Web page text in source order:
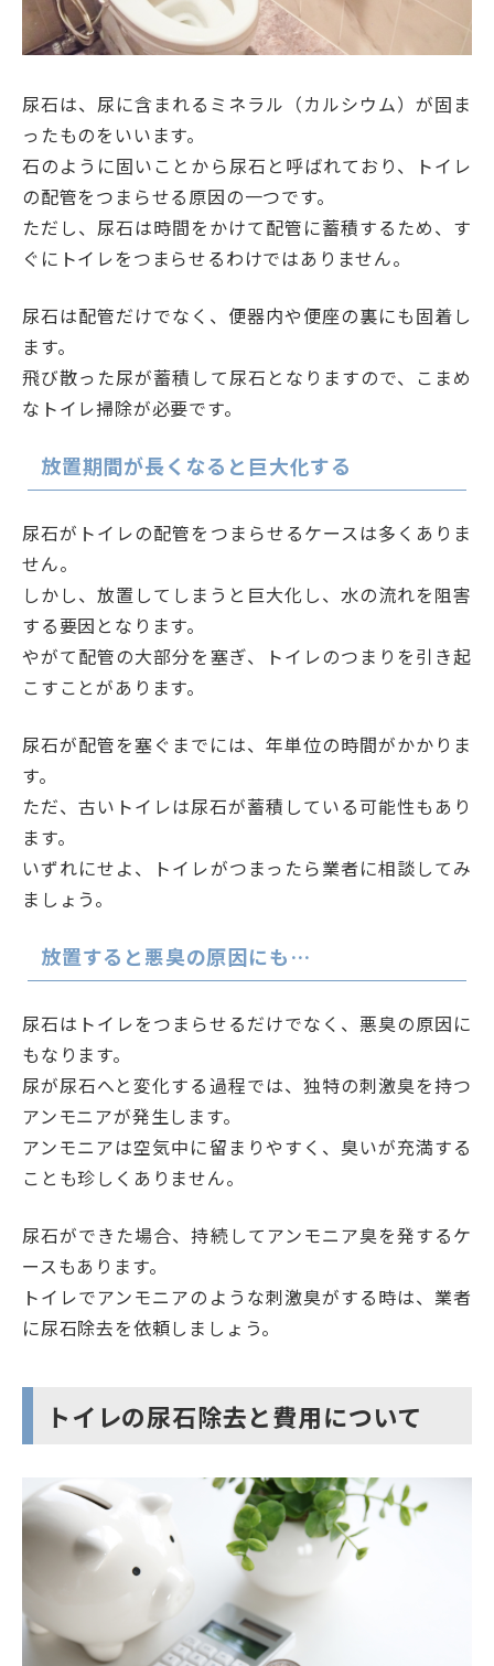
尿石は、尿に含まれるミネラル（カルシウム）が固ま
ったものをいいます。
石のように固いことから尿石と呼ばれており、トイレ
の配管をつまらせる原因の一つです。
ただし、尿石は時間をかけて配管に蓄積するため、す
ぐにトイレをつまらせるわけではありません。
尿石は配管だけでなく、便器内や便座の裏にも固着し
ます。
飛び散った尿が蓄積して尿石となりますので、こまめ
なトイレ掃除が必要です。
放置期間が長くなると巨大化する
尿石がトイレの配管をつまらせるケースは多くありま
せん。
しかし、放置してしまうと巨大化し、水の流れを阻害
する要因となります。
やがて配管の大部分を塞ぎ、トイレのつまりを引き起
こすことがあります。
尿石が配管を塞ぐまでには、年単位の時間がかかりま
す。
ただ、古いトイレは尿石が蓄積している可能性もあり
ます。
いずれにせよ、トイレがつまったら業者に相談してみ
ましょう。
放置すると悪臭の原因にも…
尿石はトイレをつまらせるだけでなく、悪臭の原因に
もなります。
尿が尿石へと変化する過程では、独特の刺激臭を持つ
アンモニアが発生します。
アンモニアは空気中に留まりやすく、臭いが充満する
ことも珍しくありません。
尿石ができた場合、持続してアンモニア臭を発するケ
ースもあります。
トイレでアンモニアのような刺激臭がする時は、業者
に尿石除去を依頼しましょう。
トイレの尿石除去と費用について